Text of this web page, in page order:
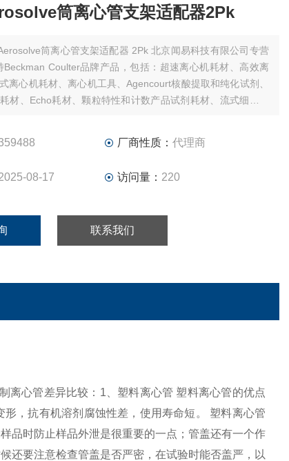
筒离心管支架适配器2Pk
筒离心管支架适配器 2Pk 北京闻易科技有限公司专营
Beckman Coulter品牌产品，包括：超速离心机耗材、高效离
离心机耗材、离心机工具、Agencourt核酸提取和纯化试剂、
材、Echo耗材、颗粒特性和计数产品试剂耗材、流式细胞仪
厂商性质： 代理商
08-17 访问量： 220
联系我们
离心管差异比较：1、塑料离心管 塑料离心管的优点
，抗有机溶剂腐蚀性差，使用寿命短。 塑料离心管
品时防止样品外泄是很重要的一点；管盖还有一个作
还要注意检查管盖是否严密，在试验时能否盖严，以